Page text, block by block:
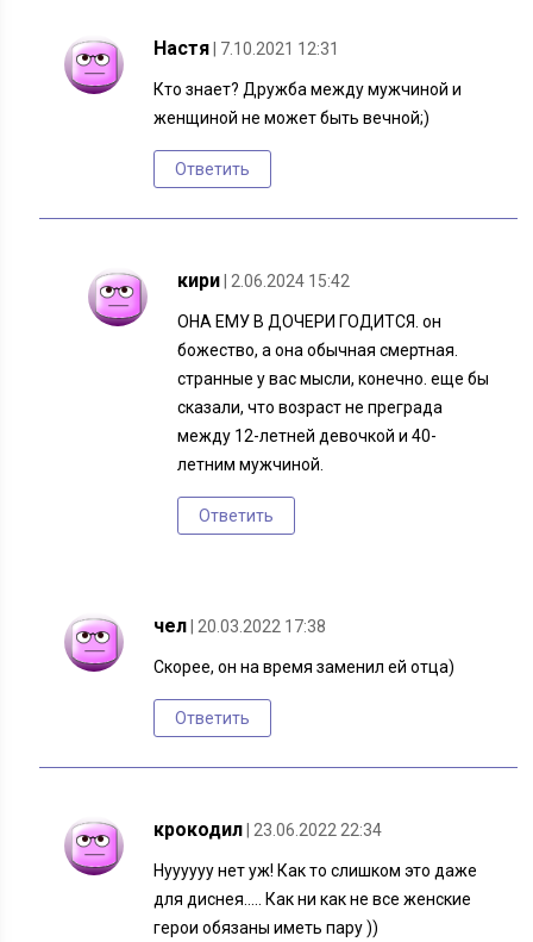
Настя | 7.10.2021 12:31
Кто знает? Дружба между мужчиной и
женщиной не может быть вечной;)
Ответить
кири | 2.06.2024 15:42
ОНА ЕМУ В ДОЧЕРИ ГОДИТСЯ. он
божество, а она обычная смертная.
странные у вас мысли, конечно. еще бы
сказали, что возраст не преграда
между 12-летней девочкой и 40-
летним мужчиной.
Ответить
чел | 20.03.2022 17:38
Скорее, он на время заменил ей отца)
Ответить
крокодил | 23.06.2022 22:34
Нуууууу нет уж! Как то слишком это даже
для диснея….. Как ни как не все женские
герои обязаны иметь пару ))